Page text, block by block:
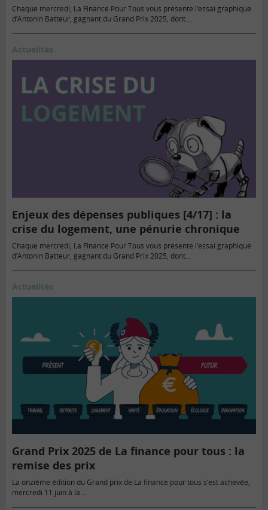
Chaque mercredi, La Finance Pour Tous vous présente l’essai graphique
d’Antonin Batteur, gagnant du Grand Prix 2025, dont…
Actualités
Enjeux des dépenses publiques [4/17] : la
crise du logement, une pénurie chronique
Chaque mercredi, La Finance Pour Tous vous présente l’essai graphique
d’Antonin Batteur, gagnant du Grand Prix 2025, dont…
Actualités
Grand Prix 2025 de La finance pour tous : la
remise des prix
La onzième édition du Grand prix de La finance pour tous s’est achevée,
mercredi 11 juin à la…